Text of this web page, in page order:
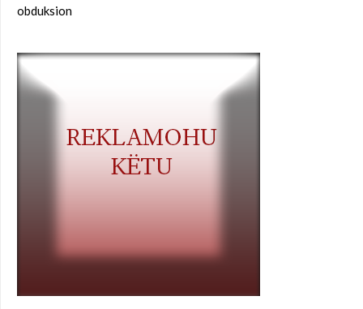
obduksion